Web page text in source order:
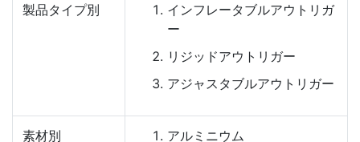
製品タイプ別
インフレータブルアウトリガ
ー
リジッドアウトリガー
アジャスタブルアウトリガー
素材別 アルミニウム